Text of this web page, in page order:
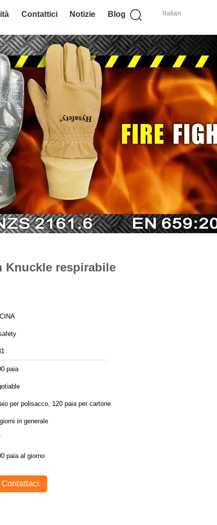
Italian
Contattici Notizie Blog
Knuckle respirabile
paia
per polisacco, 120 paia per cartone
in generale
paia al giorno
Contattaci